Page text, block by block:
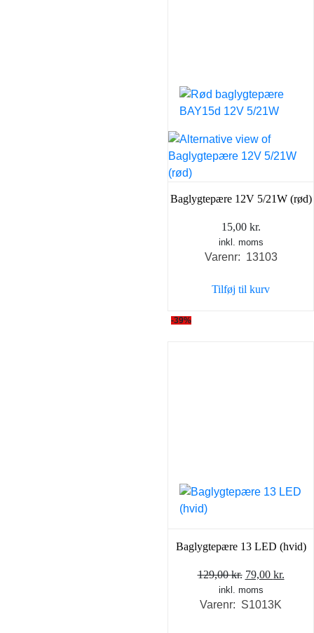
Baglygtepære 12V 5/21W (rød)
15,00 kr.
inkl. moms
Varenr: 13103
Tilføj til kurv
-39%
Baglygtepære 13 LED (hvid)
129,00kr. Den
oprindelige
pris
79,00 kr.
inkl. moms
Varenr: S1013K